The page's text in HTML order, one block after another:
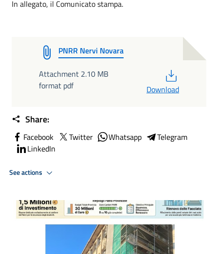
In allegato, il Comunicato stampa.
PNRR Nervi Novara
Attachment 2.10 MB
format pdf
Download
Share:
Facebook Twitter Whatsapp
Telegram
LinkedIn
See actions